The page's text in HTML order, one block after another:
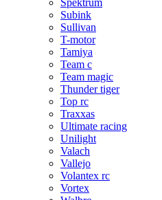
Spektrum
Subink
Sullivan
T-motor
Tamiya
Team c
Team magic
Thunder tiger
Top rc
Traxxas
Ultimate racing
Unilight
Valach
Vallejo
Volantex rc
Vortex